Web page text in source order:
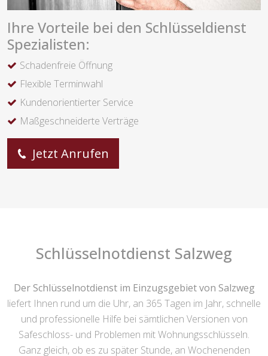
Ihre Vorteile bei den Schlüsseldienst
Spezialisten:
Schadenfreie Öffnung
Flexible Terminwahl
Kundenorientierter Service
Maßgeschneiderte Verträge
Jetzt Anrufen
Schlüsselnotdienst Salzweg
Der Schlüsselnotdienst im Einzugsgebiet von Salzweg
liefert Ihnen rund um die Uhr, an 365 Tagen im Jahr, schnelle
und professionelle Hilfe bei sämtlichen Versionen von
Safeschloss- und Problemen mit Wohnungsschlüsseln.
Ganz gleich, ob es zu später Stunde, an Wochenenden